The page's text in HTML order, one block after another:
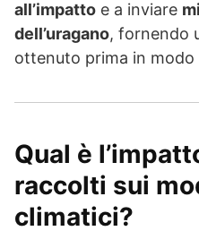
all’impatto e a inviare
dell’uragano, fornendo
ottenuto prima in
Qual è
raccolti sui
climatici?